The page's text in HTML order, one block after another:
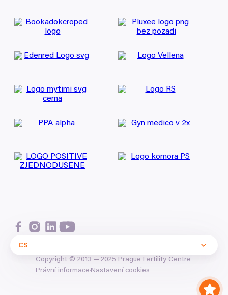
Copyright © 2013 — 2025 Prague Fertility Centre
Právní informaceNastavení cookies
CS